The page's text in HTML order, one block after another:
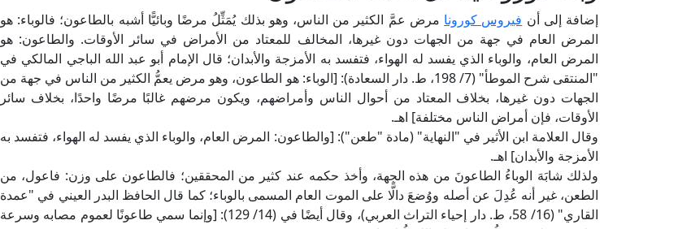
إضافة إلى أن فيروس كورونا مرض عمَّ الكثير من الناس، وهو بذلك يُمَثِّلُ مرضًا وبائيًّا أشبه بالطاعون؛ فالوباء: هو
المرض العام في جهة من الجهات دون غيرها، المخالف للمعتاد من الأمراض في سائر الأوقات. والطاعون: هو
المرض العام، والوباء الذي يفسد له الهواء، فتفسد به الأمزجة والأبدان؛ قال الإمام أبو عبد الله الباجي المالكي في
"المنتقى شرح الموطأ" (7/ 198، ط. دار السعادة): [الوباء: هو الطاعون، وهو مرض يعمُّ الكثير من الناس في جهة من
الجهات دون غيرها، بخلاف المعتاد من أحوال الناس وأمراضهم، ويكون مرضهم غالبًا مرضًا واحدًا، بخلاف سائر
الأوقات، فإن أمراض الناس مختلفة] اهـ.
وقال العلامة ابن الأثير في "النهاية" (مادة "طعن"): [والطاعون: المرض العام، والوباء الذي يفسد له الهواء، فتفسد به
الأمزجة والأبدان] اهـ.
ولذلك شابَهَ الوباءُ الطاعونَ من هذه الجهة، وأخذ حكمه عند كثير من المحققين؛ فالطاعون على وزن: فاعول، من
الطعن، غير أنه عُدِلَ عن أصله ووُضعَ دالًّا على الموت العام المسمى بالوباء؛ كما قال الحافظ البدر العيني في "عمدة
القاري" (16/ 58، ط. دار إحياء التراث العربي)، وقال أيضًا في (14/ 129): [وإنما سمي طاعونًا لعموم مصابه وسرعة